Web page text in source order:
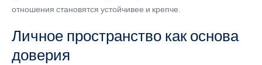
отношения становятся устойчивее и крепче.
Личное пространство как основа
доверия